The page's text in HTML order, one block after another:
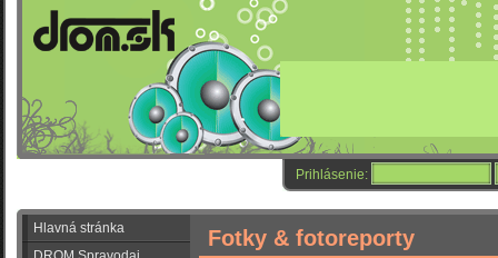
Prihlásenie:
Hlavná stránka
Fotky & fotoreporty